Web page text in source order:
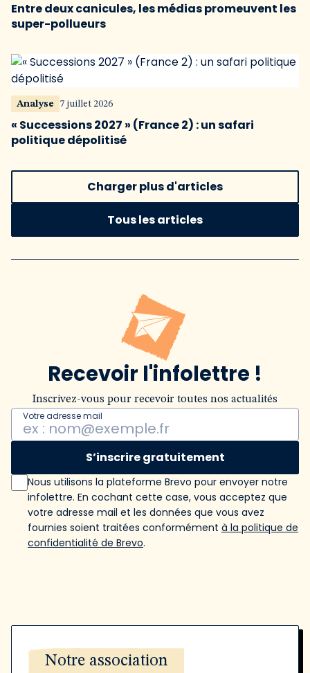
Entre deux canicules, les médias promeuvent les
super-pollueurs
Analyse 7 juillet 2026
« Successions 2027 » (France 2) : un safari
politique dépolitisé
Charger plus d'articles
Tous les articles
Recevoir l'infolettre !
Inscrivez-vous pour recevoir toutes nos actualités
Votre adresse mail
S’inscrire gratuitement
Nous utilisons la plateforme Brevo pour envoyer notre
infolettre. En cochant cette case, vous acceptez que
votre adresse mail et les données que vous avez
fournies soient traitées conformément à la politique de
confidentialité de Brevo.
Notre association